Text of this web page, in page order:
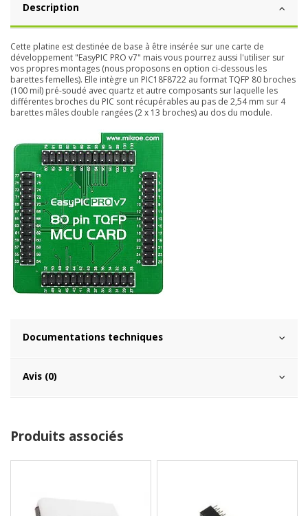
Description
Cette platine est destinée de base à être insérée sur une carte de
développement "EasyPIC PRO v7" mais vous pourrez aussi l'utiliser sur
vos propres montages (nous proposons en option ci-dessous les
barettes femelles). Elle intègre un PIC18F8722 au format TQFP 80 broches
(100 mil) pré-soudé avec quartz et autre composants sur laquelle les
différentes broches du PIC sont récupérables au pas de 2,54 mm sur 4
barettes mâles double rangées (2 x 13 broches) au dos du module.
Documentations techniques
Avis (0)
Produits associés